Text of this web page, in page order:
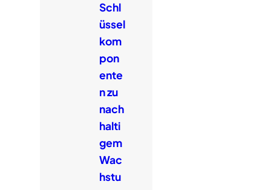
Schl
üssel
kom
pon
ente
n zu
nach
halti
gem
Wac
hstu